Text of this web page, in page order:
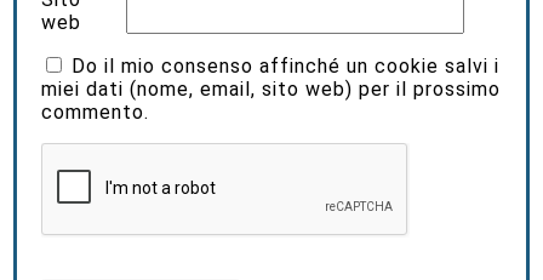
web
Do il mio consenso affinché un cookie salvi i
miei dati (nome, email, sito web) per il prossimo
commento.